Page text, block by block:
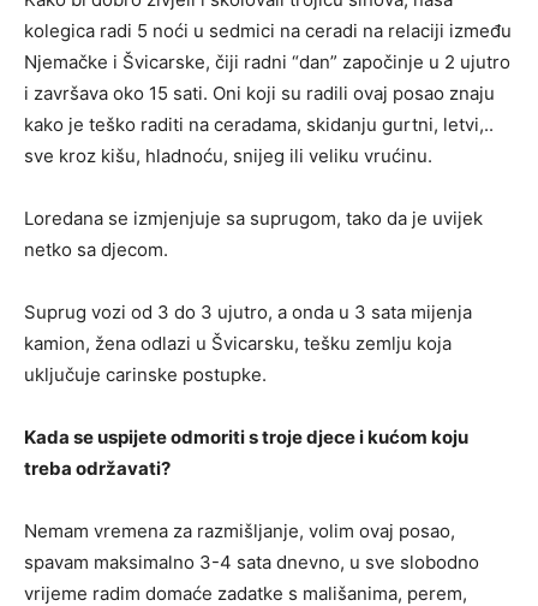
kolegica radi 5 noći u sedmici na ceradi na relaciji između
Njemačke i Švicarske, čiji radni “dan” započinje u 2 ujutro
i završava oko 15 sati. Oni koji su radili ovaj posao znaju
kako je teško raditi na ceradama, skidanju gurtni, letvi,..
sve kroz kišu, hladnoću, snijeg ili veliku vrućinu.
Loredana se izmjenjuje sa suprugom, tako da je uvijek
netko sa djecom.
Suprug vozi od 3 do 3 ujutro, a onda u 3 sata mijenja
kamion, žena odlazi u Švicarsku, tešku zemlju koja
uključuje carinske postupke.
Kada se uspijete odmoriti s troje djece i kućom koju
treba održavati?
Nemam vremena za razmišljanje, volim ovaj posao,
spavam maksimalno 3-4 sata dnevno, u sve slobodno
vrijeme radim domaće zadatke s mališanima, perem,